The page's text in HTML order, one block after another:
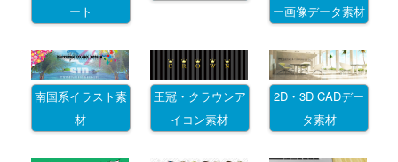
ート
ー画像データ素材
南国系イラスト素
材
王冠・クラウンア
イコン素材
2D・3D CADデー
タ素材